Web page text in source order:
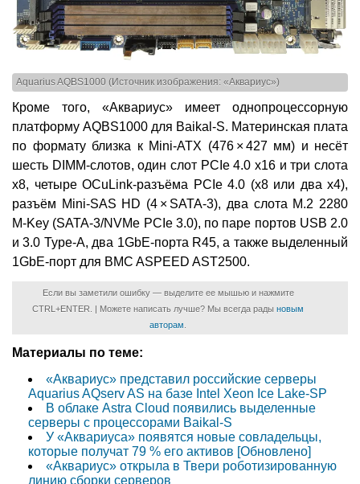
Aquarius AQBS1000 (Источник изображения: «Аквариус»)
Кроме того, «Аквариус» имеет однопроцессорную
платформу AQBS1000 для Baikal-S. Материнская плата
по формату близка к Mini-ATX (476 × 427 мм) и несёт
шесть DIMM-слотов, один слот PCIe 4.0 x16 и три слота
x8, четыре OCuLink-разъёма PCIe 4.0 (x8 или два x4),
разъём Mini-SAS HD (4 × SATA-3), два слота M.2 2280
M-Key (SATA-3/NVMe PCIe 3.0), по паре портов USB 2.0
и 3.0 Type-A, два 1GbE-порта R45, а также выделенный
1GbE-порт для BMC ASPEED AST2500.
Если вы заметили ошибку — выделите ее мышью и нажмите
CTRL+ENTER. | Можете написать лучше? Мы всегда рады новым
авторам
Материалы по теме:
«Аквариус» представил российские серверы
Aquarius AQserv AS на базе Intel Xeon Ice Lake-SP
В облаке Astra Cloud появились выделенные
серверы с процессорами Baikal-S
У «Аквариуса» появятся новые совладельцы,
которые получат 79 % его активов [Обновлено]
«Аквариус» открыла в Твери роботизированную
линию сборки серверов